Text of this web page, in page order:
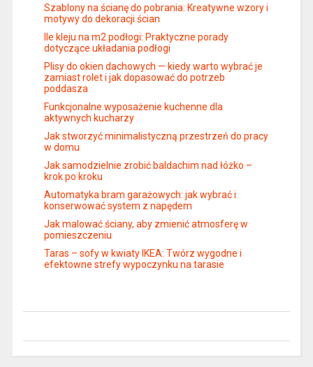
Szablony na ścianę do pobrania: Kreatywne wzory i
motywy do dekoracji ścian
Ile kleju na m2 podłogi: Praktyczne porady
dotyczące układania podłogi
Plisy do okien dachowych — kiedy warto wybrać je
zamiast rolet i jak dopasować do potrzeb
poddasza
Funkcjonalne wyposażenie kuchenne dla
aktywnych kucharzy
Jak stworzyć minimalistyczną przestrzeń do pracy
w domu
Jak samodzielnie zrobić baldachim nad łóżko –
krok po kroku
Automatyka bram garażowych: jak wybrać i
konserwować system z napędem
Jak malować ściany, aby zmienić atmosferę w
pomieszczeniu
Taras – sofy w kwiaty IKEA: Twórz wygodne i
efektowne strefy wypoczynku na tarasie